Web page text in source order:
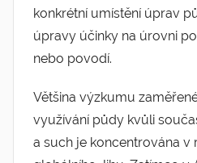
konkrétní umístění úprav
úpravy účinky na úrovni
nebo povodí.
Většina výzkumu
využívání půdy kvůli
a such je koncentrována